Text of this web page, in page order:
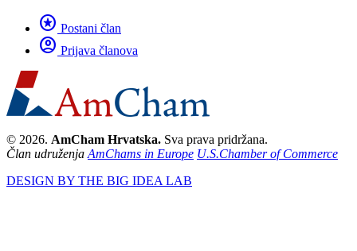
stars Postani član
account_circle Prijava članova
© 2026. AmCham Hrvatska. Sva prava pridržana.
Član udruženja AmChams in Europe U.S.Chamber of Commerce
DESIGN BY THE BIG IDEA LAB